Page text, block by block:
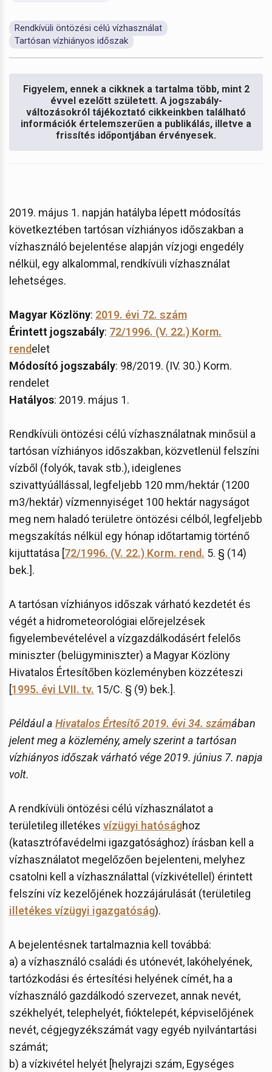
Rendkívüli öntözési célú vízhasználat
Tartósan vízhiányos időszak
Figyelem, ennek a cikknek a tartalma több, mint 2
évvel ezelőtt született. A jogszabály-
változásokról tájékoztató cikkeinkben található
információk értelemszerűen a publikálás, illetve a
frissítés időpontjában érvényesek.
2019. május 1. napján hatályba lépett módosítás
következtében tartósan vízhiányos időszakban a
vízhasználó bejelentése alapján vízjogi engedély
nélkül, egy alkalommal, rendkívüli vízhasználat
lehetséges.
Magyar Közlöny: 2019. évi 72. szám
Érintett jogszabály: 72/1996. (V. 22.) Korm.
rendelet
Módosító jogszabály: 98/2019. (IV. 30.) Korm.
rendelet
Hatályos: 2019. május 1.
Rendkívüli öntözési célú vízhasználatnak minősül a
tartósan vízhiányos időszakban, közvetlenül felszíni
vízből (folyók, tavak stb.), ideiglenes
szivattyúállással, legfeljebb 120 mm/hektár (1200
m3/hektár) vízmennyiséget 100 hektár nagyságot
meg nem haladó területre öntözési célból, legfeljebb
megszakítás nélkül egy hónap időtartamig történő
kijuttatása [72/1996. (V. 22.) Korm. rend. 5. § (14)
bek.].
A tartósan vízhiányos időszak várható kezdetét és
végét a hidrometeorológiai előrejelzések
figyelembevételével a vízgazdálkodásért felelős
miniszter (belügyminiszter) a Magyar Közlöny
Hivatalos Értesítőben közleményben közzéteszi
[1995. évi LVII. tv. 15/C. § (9) bek.].
Például a Hivatalos Értesítő 2019. évi 34. számában
jelent meg a közlemény, amely szerint a tartósan
vízhiányos időszak várható vége 2019. június 7. napja
volt.
A rendkívüli öntözési célú vízhasználatot a
területileg illetékes vízügyi hatósághoz
(katasztrófavédelmi igazgatósághoz) írásban kell a
vízhasználatot megelőzően bejelenteni, melyhez
csatolni kell a vízhasználattal (vízkivétellel) érintett
felszíni víz kezelőjének hozzájárulását (területileg
illetékes vízügyi igazgatóság).
A bejelentésnek tartalmaznia kell továbbá:
a) a vízhasználó családi és utónevét, lakóhelyének,
tartózkodási és értesítési helyének címét, ha a
vízhasználó gazdálkodó szervezet, annak nevét,
székhelyét, telephelyét, fióktelepét, képviselőjének
nevét, cégjegyzékszámát vagy egyéb nyilvántartási
számát;
b) a vízkivétel helyét [helyrajzi szám, Egységes